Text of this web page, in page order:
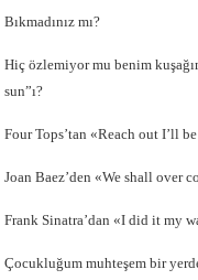
Bıkmadınız mı?
Hiç özlemiyor mu benim
sun”ı?
Four Tops’tan «Reach out I’ll
Joan Baez’den «We shall over
Frank Sinatra’dan «I did it my
Çocukluğum muhteşem bir